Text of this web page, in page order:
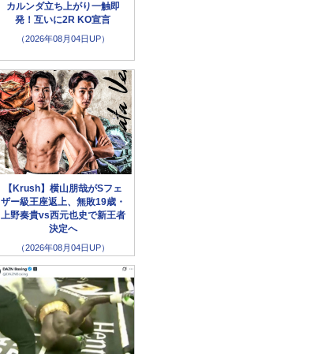
カルンダ立ち上がり一触即
発！互いに2R KO宣言
（2026年08月04日UP）
【Krush】横山朋哉がSフェ
ザー級王座返上、無敗19歳・
上野奏貴vs西元也史で新王者
決定へ
（2026年08月04日UP）